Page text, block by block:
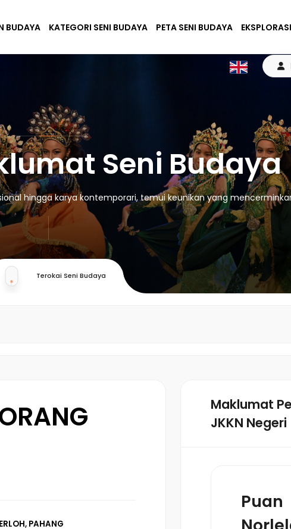
BUDAYA KATEGORI SENI BUDAYA PETA SENI BUDAYA
Seni Budaya
hingga karya kontemporari, temui keunikan yang
Terokai Seni Budaya
PAHANG
Maklumat
JKKN Negeri
Puan